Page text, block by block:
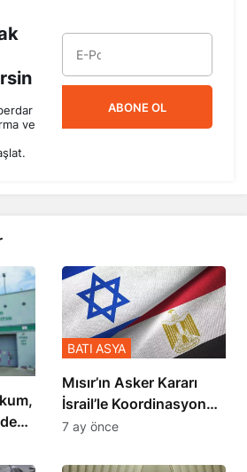
ve
ABONE OL
Mısır’ın Asker Kararı
İsrail’le Koordinasyon
İçinde Gerçekleşmiş
BATI ASYA
7 ay önce